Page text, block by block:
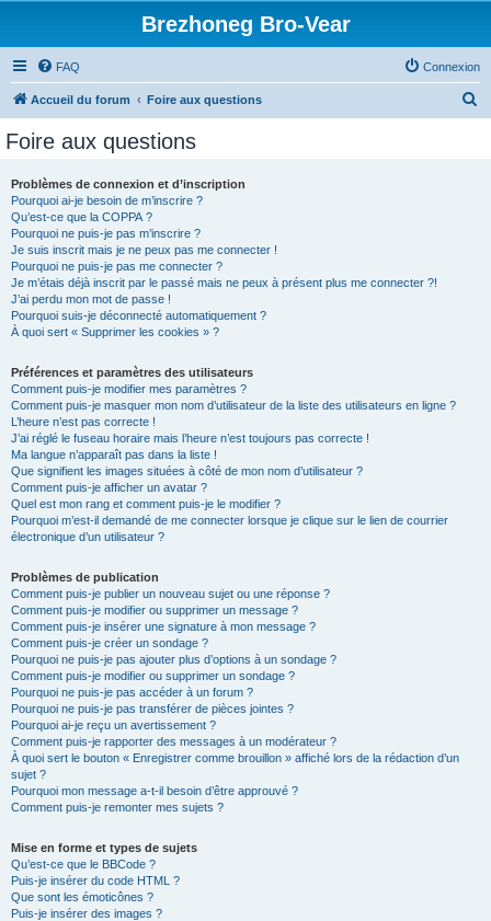
Brezhoneg Bro-Vear
FAQ Connexion
Accueil du forum Foire aux questions
Foire aux questions
Problèmes de connexion et d’inscription
Pourquoi ai-je besoin de m’inscrire ?
Qu’est-ce que la COPPA ?
Pourquoi ne puis-je pas m’inscrire ?
Je suis inscrit mais je ne peux pas me connecter !
Pourquoi ne puis-je pas me connecter ?
Je m’étais déjà inscrit par le passé mais ne peux à présent plus me connecter ?!
J’ai perdu mon mot de passe !
Pourquoi suis-je déconnecté automatiquement ?
À quoi sert « Supprimer les cookies » ?
Préférences et paramètres des utilisateurs
Comment puis-je modifier mes paramètres ?
Comment puis-je masquer mon nom d’utilisateur de la liste des utilisateurs en ligne ?
L’heure n’est pas correcte !
J’ai réglé le fuseau horaire mais l’heure n’est toujours pas correcte !
Ma langue n’apparaît pas dans la liste !
Que signifient les images situées à côté de mon nom d’utilisateur ?
Comment puis-je afficher un avatar ?
Quel est mon rang et comment puis-je le modifier ?
Pourquoi m’est-il demandé de me connecter lorsque je clique sur le lien de courrier
électronique d’un utilisateur ?
Problèmes de publication
Comment puis-je publier un nouveau sujet ou une réponse ?
Comment puis-je modifier ou supprimer un message ?
Comment puis-je insérer une signature à mon message ?
Comment puis-je créer un sondage ?
Pourquoi ne puis-je pas ajouter plus d’options à un sondage ?
Comment puis-je modifier ou supprimer un sondage ?
Pourquoi ne puis-je pas accéder à un forum ?
Pourquoi ne puis-je pas transférer de pièces jointes ?
Pourquoi ai-je reçu un avertissement ?
Comment puis-je rapporter des messages à un modérateur ?
À quoi sert le bouton « Enregistrer comme brouillon » affiché lors de la rédaction d’un
sujet ?
Pourquoi mon message a-t-il besoin d’être approuvé ?
Comment puis-je remonter mes sujets ?
Mise en forme et types de sujets
Qu’est-ce que le BBCode ?
Puis-je insérer du code HTML ?
Que sont les émoticônes ?
Puis-je insérer des images ?